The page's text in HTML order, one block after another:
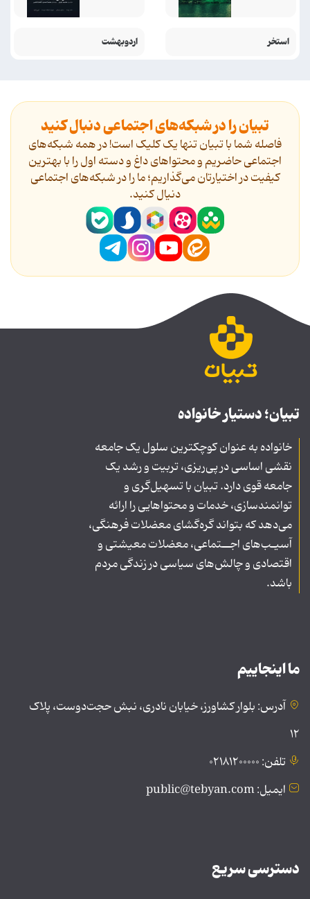
استخر اردوبهشت
تبیان را در شبکه‌های اجتماعی دنبال کنید
فاصله شما با تبیان تنها یک کلیک است! در همه شبکه‌های
اجتماعی حاضریم و محتواهای داغ و دسته اول را با بهترین
کیفیت در اختیارتان می‌گذاریم؛ ما را در شبکه‌های اجتماعی
دنیال کنید.
تبیان؛ دستیار خانواده
خانواده به عنوان کوچکترین سلول یک جامعه
نقشی اساسی در پی‌ریزی، تربیت و رشد یک
جامعه قوی دارد. تبیان با تسهیل‌گری و
توانمندسازی، خدمات و محتواهایی را ارائه
می‌دهد که بتواند گره‌گشای معضلات فرهنگی،
آسیـب‌های اجــتماعی، معضلات معیشتی و
اقتصادی و چالش‌های سیاسی در زندگی مردم
باشد.
ما اینجاییم
آدرس: بلوار کشاورز، خیابان نادری، نبش حجت‌دوست، پلاک
۱۲
تلفن: ۰۲۱۸۱۲۰۰۰۰۰
ایمیل: public@tebyan.com
دسترسی سریع